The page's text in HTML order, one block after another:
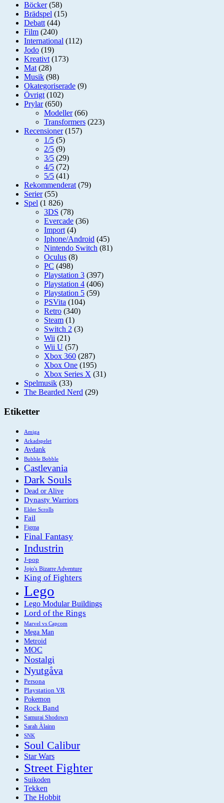
Böcker(58)
Brädspel (15)
Debatt (44)
Film (240)
International (112)
Jodo (19)
Kreativt (173)
Mat (28)
Musik (98)
Okategoriserade (9)
Övrigt (102)
Prylar(650)
Modeller(66)
Transformers (223)
Recensioner(157)
1/5 (5)
2/5 (9)
3/5 (29)
4/5 (72)
5/5 (41)
Rekommenderat (79)
Serier(55)
Spel (1 826)
3DS (78)
Evercade (36)
Import (4)
Iphone/Android (45)
Nintendo Switch (81)
Oculus (8)
PC (498)
Playstation 3 (397)
Playstation 4 (406)
Playstation 5 (59)
PSVita (104)
Retro (340)
Steam (1)
Switch 2 (3)
Wii (21)
Wii U (57)
Xbox 360 (287)
Xbox One (195)
Xbox Series X (31)
Spelmusik (33)
The Bearded Nerd (29)
Etiketter
Amiga
Arkadspelet
Avdank
Bubble Bobble
Castlevania
Dark Souls
Dead or Alive
Dynasty Warriors
Elder Scrolls
Fail
Figma
Final Fantasy
Industrin
J-pop
Jojo's Bizarre Adventure
King of Fighters
Lego
Lego Modular Buildings
Lord of the Rings
Marvel vs Capcom
Mega Man
Metroid
MOC
Nostalgi
Nyutgåva
Persona
Playstation VR
Pokemon
Rock Band
Samurai Shodown
Sarah Àlainn
SNK
Soul Calibur
Star Wars
Street Fighter
Suikoden
Tekken
The Hobbit